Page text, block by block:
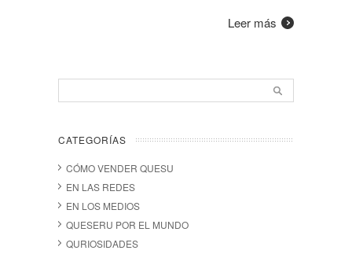
Leer más
CATEGORÍAS
CÓMO VENDER QUESU
EN LAS REDES
EN LOS MEDIOS
QUESERU POR EL MUNDO
QURIOSIDADES